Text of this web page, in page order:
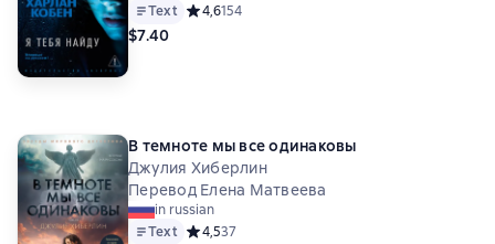
Text Средний рейтинг 4,6 на основе 154 оценок
4,6154
$7.40
В темноте мы все одинаковы
Джулия Хиберлин
Перевод Елена Матвеева
in russian
Text Средний рейтинг 4,5 на основе 37 оценок
4,537